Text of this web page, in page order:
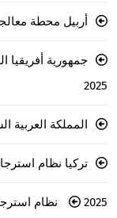
أربيل محطة معالجة
جمهورية
2025
المملكة العربية السعودية 2025 نظام
تركيا نظام
2025 نظام استرجاع المياه في المنشآت التعدينية بالأردن